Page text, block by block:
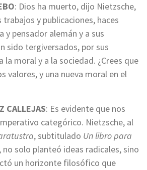
: Dios ha muerto, dijo Nietzsche,
y publicaciones, haces
y pensador alemán y a sus
sido tergiversados, por sus
moral y a la sociedad. ¿Crees que
valores, y una nueva moral en el
CALLEJAS: Es evidente que nos
categórico. Nietzsche, al
, subtitulado Un libro para
, no solo planteó ideas radicales, sino
un horizonte filosófico que